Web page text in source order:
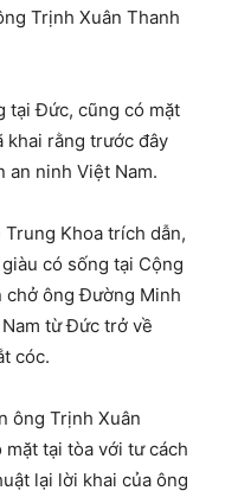
Trịnh Xuân Thanh
tại Đức, cũng có mặt
khai rằng trước đây
an ninh Việt Nam.
Khoa trích dẫn,
có sống tại Cộng
chở ông Đường Minh
từ Đức trở về
cóc.
ông Trịnh Xuân
tại tòa với tư cách
lại lời khai của ông